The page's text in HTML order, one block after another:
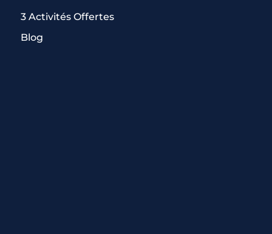
3 Activités Offertes
Blog